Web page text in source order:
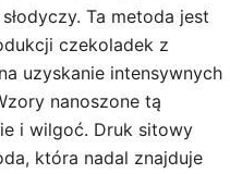
Ta metoda jest
czekoladek z
uzyskanie intensywnych
nanoszone tą
i wilgoć. Druk sitowy
która nadal znajduje